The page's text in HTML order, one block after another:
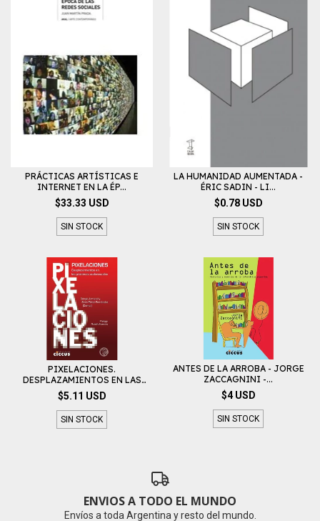
PRÁCTICAS ARTÍSTICAS E
INTERNET EN LA ÉP...
$33.33 USD
SIN STOCK
LA HUMANIDAD AUMENTADA -
ÉRIC SADIN - LI...
$0.78 USD
SIN STOCK
PIXELACIONES.
DESPLAZAMIENTOS EN LAS
PRÁ...
$5.11 USD
SIN STOCK
ANTES DE LA ARROBA - JORGE
ZACCAGNINI -...
$4 USD
SIN STOCK
ENVIOS A TODO EL MUNDO
Envíos a toda Argentina y resto del mundo.